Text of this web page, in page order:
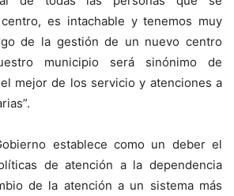
es intachable y tenemos muy
de la gestión de un nuevo centro
municipio será sinónimo de
mejor de los servicio y atenciones a
establece como un deber el
de atención a la dependencia
de la atención a un sistema más